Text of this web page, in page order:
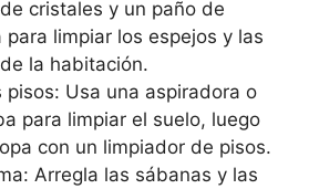
cristales y un paño de
para limpiar los espejos y las
la habitación.
pisos: Usa una aspiradora o
para limpiar el suelo, luego
con un limpiador de pisos.
Arregla las sábanas y las